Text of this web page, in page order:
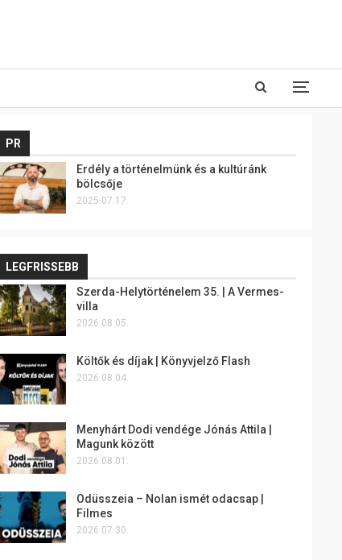
PR
Erdély a történelmünk és a kultúránk
bölcsője
2025.07.17.
LEGFRISSEBB
Szerda-Helytörténelem 35. | A Vermes-
villa
2026.08.05.
Költők és díjak | Könyvjelző Flash
2026.08.04.
Menyhárt Dodi vendége Jónás Attila |
Magunk között
2026.08.01.
Odüsszeia – Nolan ismét odacsap |
Filmes
2026.07.30.